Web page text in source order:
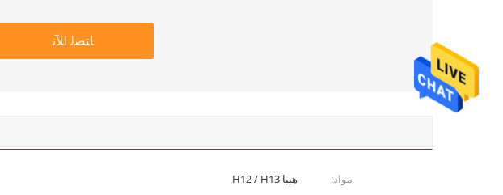
ﺎﺘﺼﻟ ﺍﻶﻧ
مواد: هيبا H12 / H13